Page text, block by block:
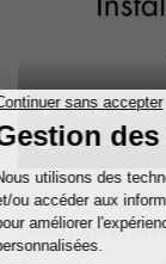
Nettoyage et